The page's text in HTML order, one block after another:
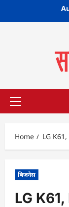
Primary
Home LG K61,
बिजनेस
LG